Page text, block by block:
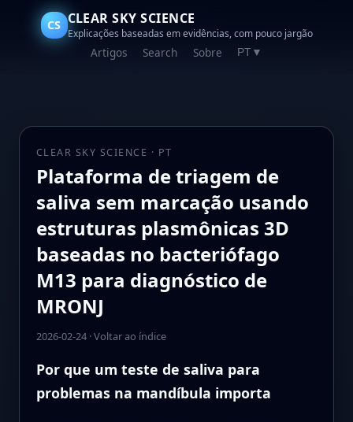
CS CLEAR SKY SCIENCE
Explicações baseadas em evidências, com pouco jargão
Artigos Search Sobre PT ▼
CLEAR SKY SCIENCE · PT
Plataforma de triagem de
saliva sem marcação usando
estruturas plasmônicas 3D
baseadas no bacteriófago
M13 para diagnóstico de
MRONJ
2026-02-24·Voltar ao índice
Por que um teste de saliva para
problemas na mandíbula importa